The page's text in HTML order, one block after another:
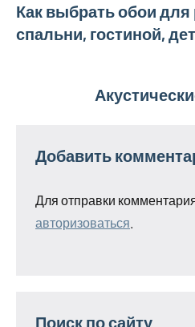
Навигация
по
Как выбрать обои
спальни, гостиной,
Добавить
Для отправки
авторизоваться
Поиск по сайту